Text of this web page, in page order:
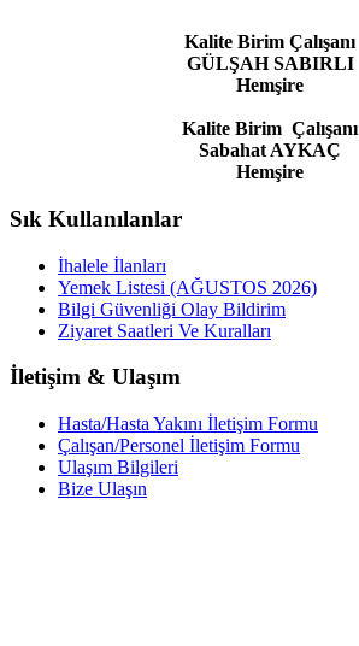
Kalite Birim Çalışanı
GÜLŞAH SABIRLI
Hemşire
Kalite Birim Çalışanı
Sabahat AYKAÇ
Hemşire
Sık Kullanılanlar
İhalele İlanları
Yemek Listesi (AĞUSTOS 2026)
Bilgi Güvenliği Olay Bildirim
Ziyaret Saatleri Ve Kuralları
İletişim & Ulaşım
Hasta/Hasta Yakını İletişim Formu
Çalışan/Personel İletişim Formu
Ulaşım Bilgileri
Bize Ulaşın